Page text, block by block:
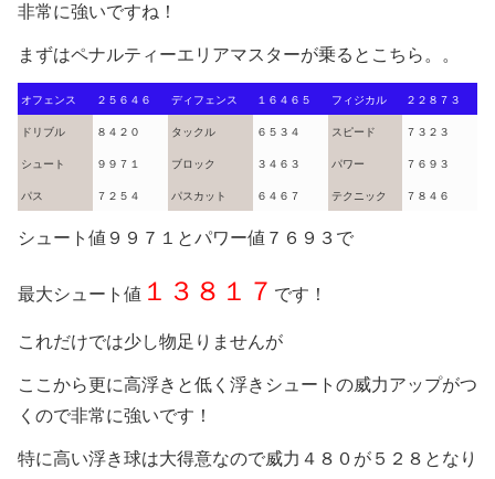
非常に強いですね！
まずはペナルティーエリアマスターが乗るとこちら。。
オフェンス ２５６４６ ディフェンス １６４６５ フィジカル ２２８７３
ドリブル ８４２０ タックル ６５３４ スピード ７３２３
シュート ９９７１ ブロック ３４６３ パワー ７６９３
パス ７２５４ パスカット ６４６７ テクニック ７８４６
シュート値９９７１とパワー値７６９３で
最大シュート値 １３８１７ です！
これだけでは少し物足りませんが
ここから更に高浮きと低く浮きシュートの威力アップがつ
くので非常に強いです！
特に高い浮き球は大得意なので威力４８０が５２８となり